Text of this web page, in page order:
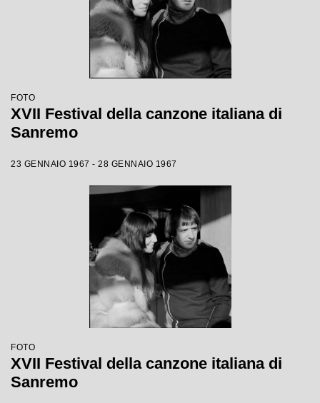
FOTO
XVII Festival della canzone italiana di
Sanremo
23 GENNAIO 1967 - 28 GENNAIO 1967
FOTO
XVII Festival della canzone italiana di
Sanremo